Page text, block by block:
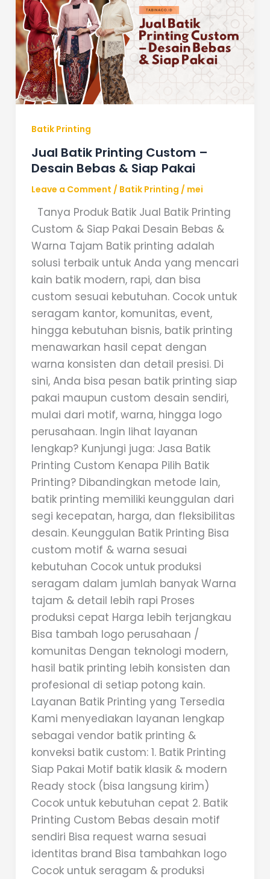
Batik Printing
Jual Batik Printing Custom –
Desain Bebas & Siap Pakai
Leave a Comment / Batik Printing / mei
Tanya Produk Batik Jual Batik Printing
Custom & Siap Pakai Desain Bebas &
Warna Tajam Batik printing adalah
solusi terbaik untuk Anda yang mencari
kain batik modern, rapi, dan bisa
custom sesuai kebutuhan. Cocok untuk
seragam kantor, komunitas, event,
hingga kebutuhan bisnis, batik printing
menawarkan hasil cepat dengan
warna konsisten dan detail presisi. Di
sini, Anda bisa pesan batik printing siap
pakai maupun custom desain sendiri,
mulai dari motif, warna, hingga logo
perusahaan. Ingin lihat layanan
lengkap? Kunjungi juga: Jasa Batik
Printing Custom Kenapa Pilih Batik
Printing? Dibandingkan metode lain,
batik printing memiliki keunggulan dari
segi kecepatan, harga, dan fleksibilitas
desain. Keunggulan Batik Printing Bisa
custom motif & warna sesuai
kebutuhan Cocok untuk produksi
seragam dalam jumlah banyak Warna
tajam & detail lebih rapi Proses
produksi cepat Harga lebih terjangkau
Bisa tambah logo perusahaan /
komunitas Dengan teknologi modern,
hasil batik printing lebih konsisten dan
profesional di setiap potong kain.
Layanan Batik Printing yang Tersedia
Kami menyediakan layanan lengkap
sebagai vendor batik printing &
konveksi batik custom: 1. Batik Printing
Siap Pakai Motif batik klasik & modern
Ready stock (bisa langsung kirim)
Cocok untuk kebutuhan cepat 2. Batik
Printing Custom Bebas desain motif
sendiri Bisa request warna sesuai
identitas brand Bisa tambahkan logo
Cocok untuk seragam & produksi
Printing
Custom
–
Desain
Bebas
&
Pakai